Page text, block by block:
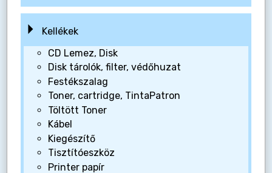
Kellékek
CD Lemez, Disk
Disk tárolók, filter, védőhuzat
Festékszalag
Toner, cartridge, TintaPatron
Töltött Toner
Kábel
Kiegészítő
Tisztítóeszköz
Printer papír